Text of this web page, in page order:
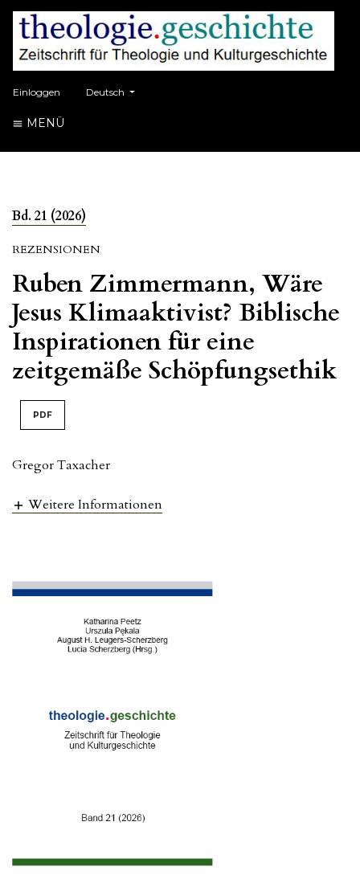
Einloggen ##plugins.themes.healthSciences.language.toggle##
Deutsch
MENÜ
Bd. 21 (2026)
REZENSIONEN
Ruben Zimmermann, Wäre
Jesus Klimaaktivist? Biblische
Inspirationen für eine
zeitgemäße Schöpfungsethik
PDF
Gregor Taxacher
Weitere Informationen